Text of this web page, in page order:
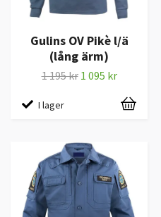
Gulins OV Pikè l/ä
(lång ärm)
1 195 kr 1 095 kr
I lager